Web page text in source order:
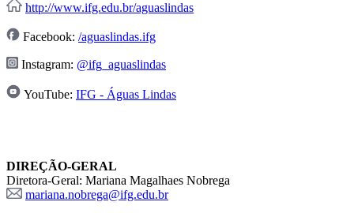
http://www.ifg.edu.br/aguaslindas
Facebook: /aguaslindas.ifg
Instagram: @ifg_aguaslindas
YouTube: IFG - Águas Lindas
DIREÇÃO-GERAL
Diretora-Geral: Mariana Magalhaes Nobrega
mariana.nobrega@ifg.edu.br